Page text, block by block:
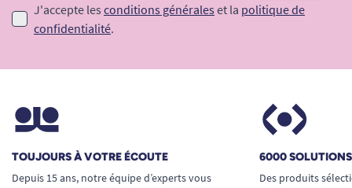
J'accepte les conditions générales et la politique de
confidentialité.
TOUJOURS À VOTRE ÉCOUTE
Depuis 15 ans, notre équipe d’experts vous
6000
Des produits